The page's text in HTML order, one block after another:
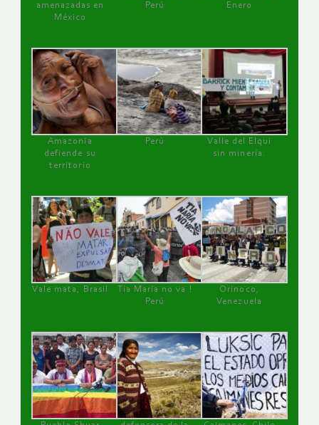
amenazadas en
México
Perú
Enero
Amazonía
defiende su
territorio
Perú
Valle del Elqui
sin minería.
Vale mata, Brasil
Tía María no va !
Perú
Orinoco,
Venezuela